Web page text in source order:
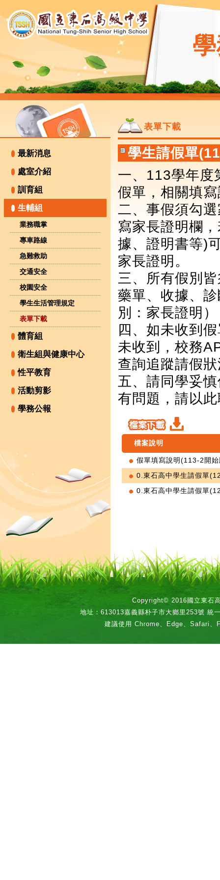
最新消息
處室介紹
訓育組
生輔組
業務職掌
專車路線
急難救助
交通安全
校園安全
學生生活管理規定
表單下載
體育組
衛生組與健康中心
性平教育
活動剪影
學務公報
表單下載
學生請假單
一、113學年度
假單，相關填
二、事假須勾
寫家長證明欄
據、證明書等)
家長證明。
三、所有假別
藥單、收據、
別：家長證明）
四、如未收到
未收到，校務
查詢追蹤請假
五、請同學妥
有問題，請以
檔案說明
假單填寫說明(113-2開
0.東石高中學生請假單
0.東石高中學生請假單
Copyright© 2016國立東石
地址：613013嘉義縣朴子市大鄉里253號 統
建議使用 Chrome、Edge、Safari